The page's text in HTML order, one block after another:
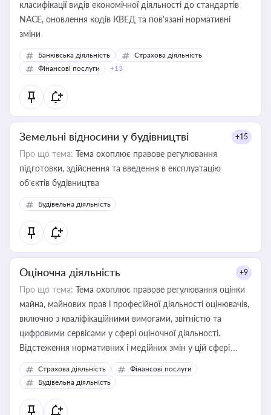
класифікації видів економічної діяльності до стандартів
NACE, оновлення кодів КВЕД та пов'язані нормативні
зміни
Банківська діяльність
Страхова діяльність
Фінансові послуги
+13
Земельні відносини у будівництві +15
Про що тема: Тема охоплює правове регулювання
підготовки, здійснення та введення в експлуатацію
об’єктів будівництва
Будівельна діяльність
Оціночна діяльність +9
Про що тема: Тема охоплює правове регулювання оцінки
майна, майнових прав і професійної діяльності оцінювачів,
включно з кваліфікаційними вимогами, звітністю та
цифровими сервісами у сфері оціночної діяльності.
Відстеження нормативних і медійних змін у цій сфері
корисне для власника бізнесу, керівника, юриста або
бухгалтера під час оподаткування, приватизації, оренди
державного майна, корпоративних угод і перевірки
статусу суб'єктів оціночної діяльності
Страхова діяльність
Фінансові послуги
Будівельна діяльність